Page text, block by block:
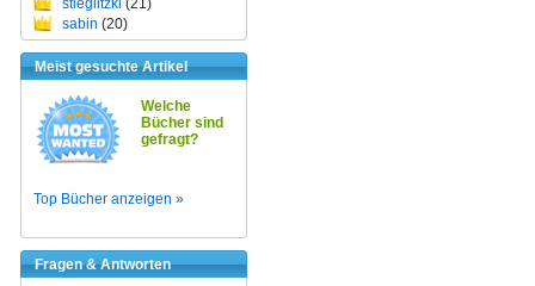
stieglitzki (21)
sabin (20)
Meist gesuchte Artikel
Welche
Bücher sind
gefragt?
Top Bücher anzeigen »
Fragen & Antworten